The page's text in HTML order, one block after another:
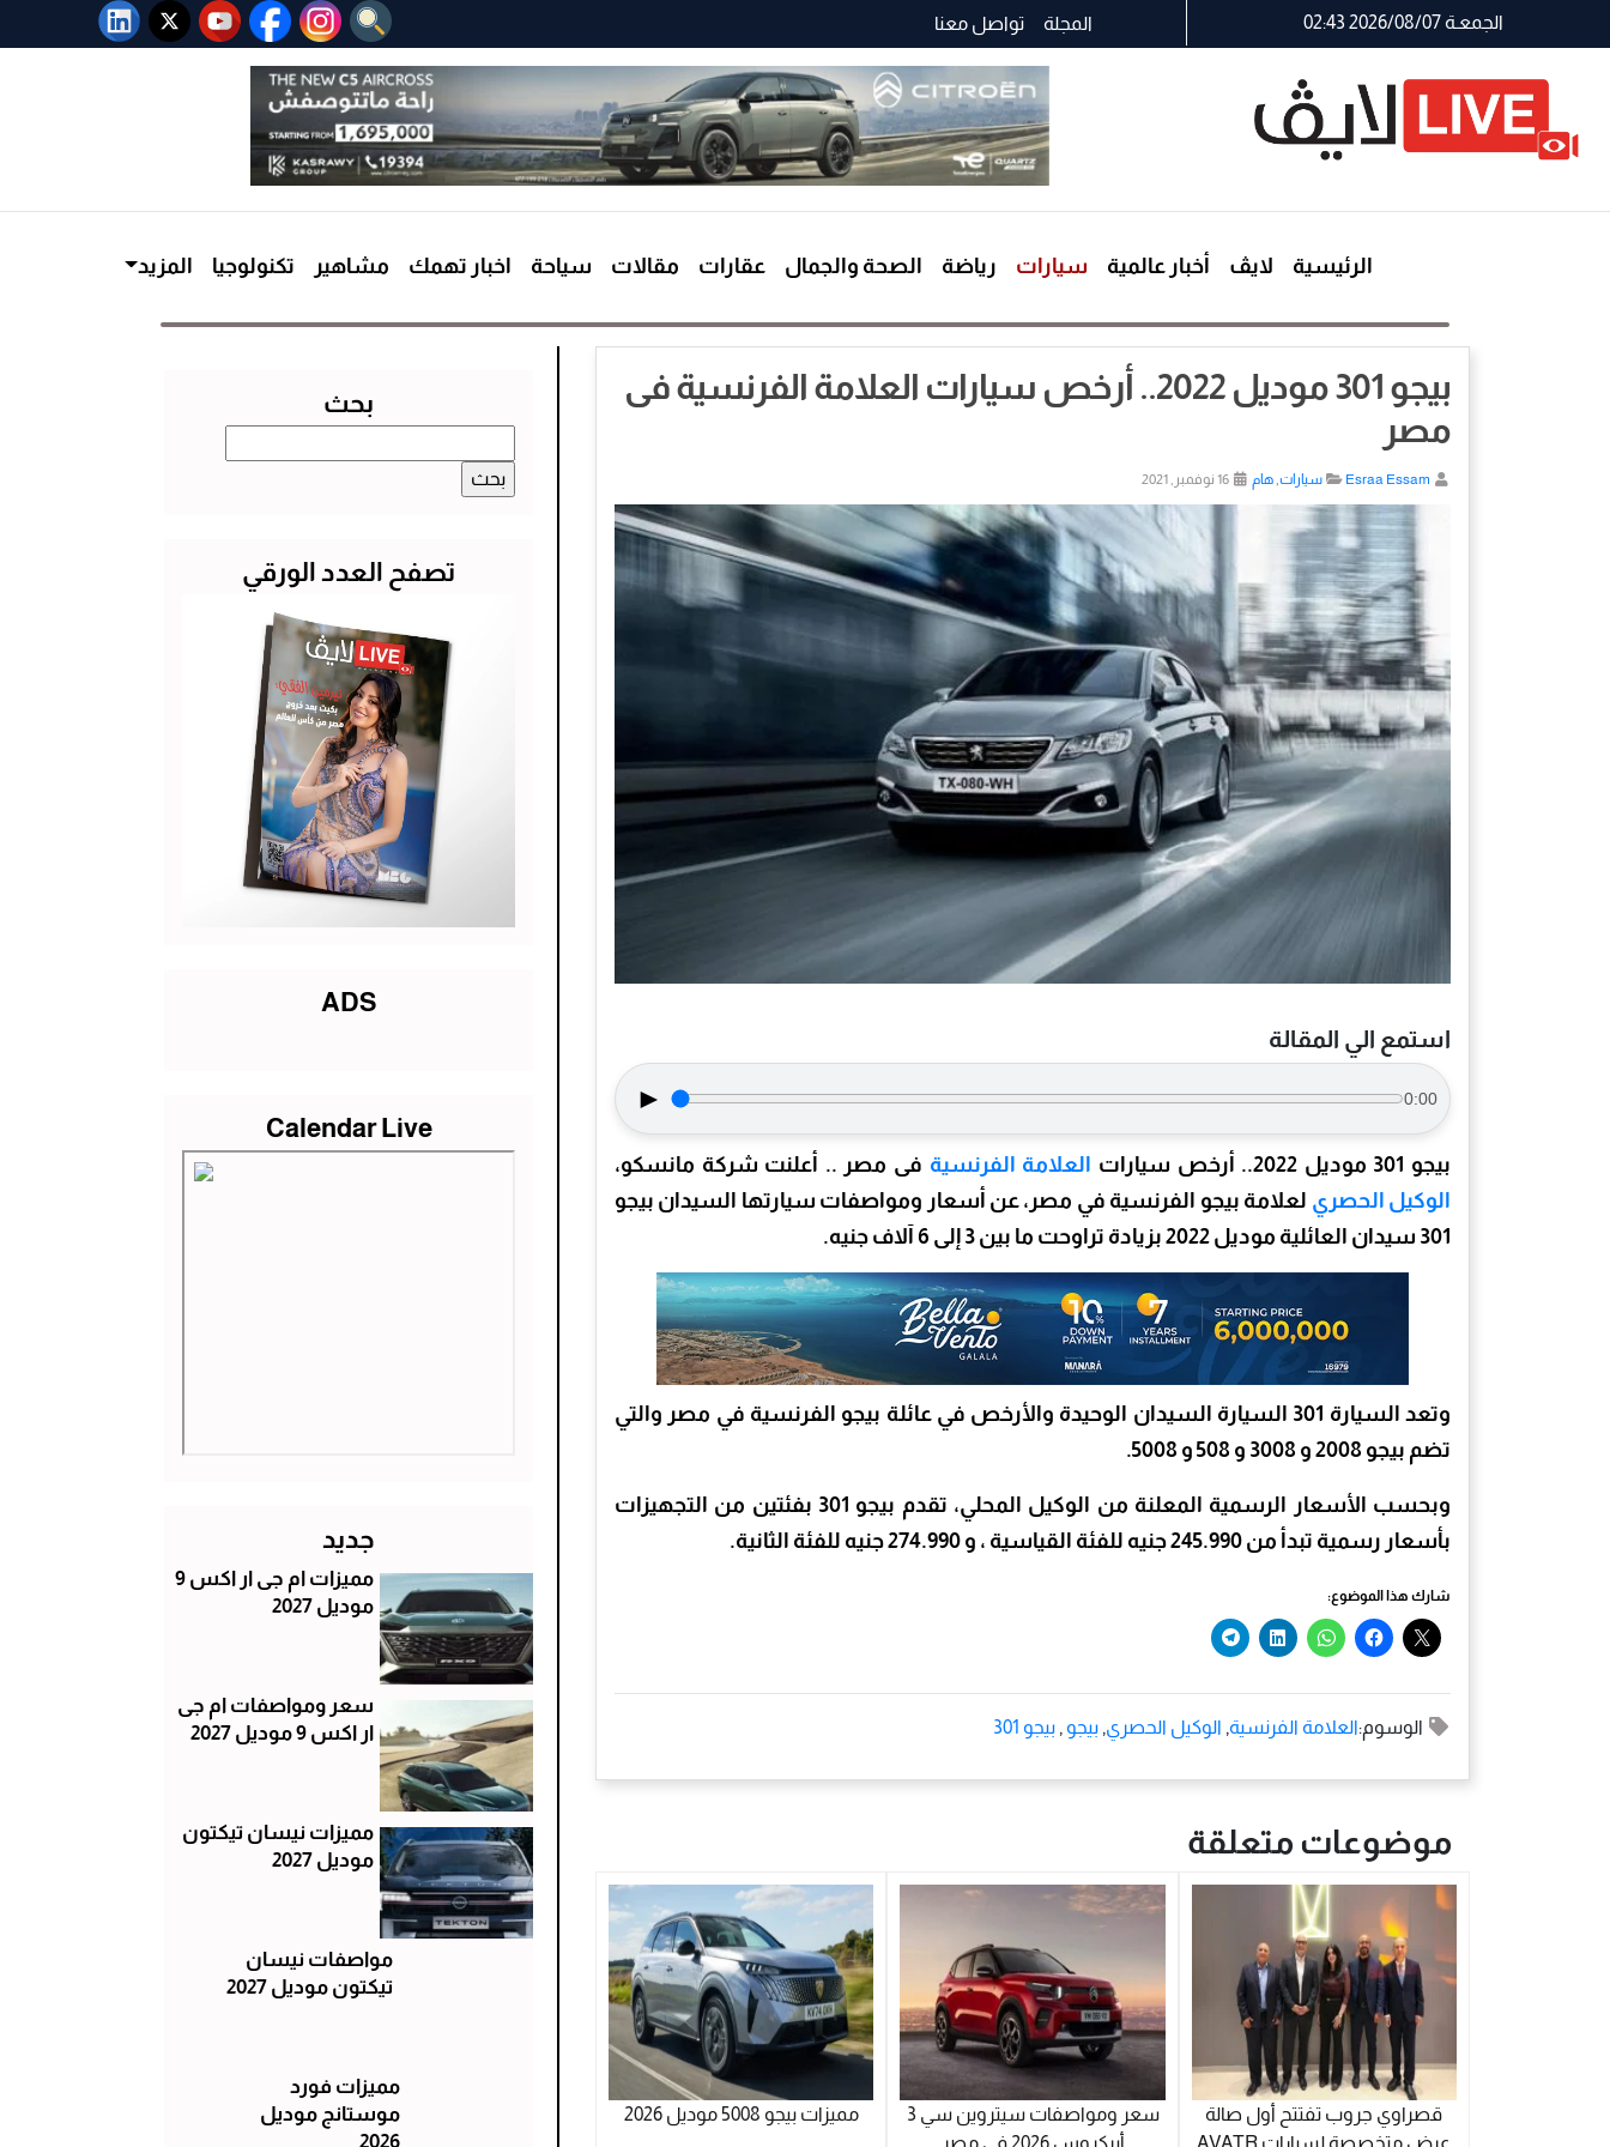
الجمعـة 2026/08/07 02:43 المجلة تواصل معنا
الرئيسية لايڤ أخبار عالمية سيارات رياضة الصحة والجمال عقارات مقالات سياحة اخبار تهمك مشاهير تكنولوجيا المزيد
بيجو 301 موديل 2022.. أرخص سيارات العلامة الفرنسية فى
مصر
Esraa Essam سيارات,هام
استمع الي المقالة
► 0:00
بيجو 301 موديل 2022.. أرخص سيارات العلامة الفرنسية فى مصر .. أعلنت شركة مانسكو،
الوكيل الحصري لعلامة بيجو الفرنسية في مصر، عن أسعار ومواصفات سيارتها السيدان بيجو
301 سيدان العائلية موديل 2022 بزيادة تراوحت ما بين 3 إلى 6 آلاف جنيه.
وتعد السيارة 301 السيارة السيدان الوحيدة والأرخص في عائلة بيجو الفرنسية في مصر والتي
تضم بيجو 2008 و 3008 و 508 و 5008.
وبحسب الأسعار الرسمية المعلنة من الوكيل المحلي، تقدم بيجو 301 بفئتين من التجهيزات
بأسعار رسمية تبدأ من 245.990 جنيه للفئة القياسية ، و 274.990 جنيه للفئة الثانية.
شارك هذا الموضوع:
الوسوم:العلامة الفرنسية, الوكيل الحصري, بيجو‎ ‎‏ , بيجو 301
موضوعات متعلقة
قصراوي جروب تفتتح أول صالة
سعر ومواصفات سيتروين سي 3
مميزات بيجو 5008 موديل 2026
بحث
عن:
تصفح العدد الورقي
ADS
Calendar Live
جديد
مميزات ام جى ار اكس 9
موديل 2027
سعر ومواصفات ام جى
ار اكس 9 موديل 2027
مميزات نيسان تيكتون
موديل 2027
مواصفات نيسان
تيكتون موديل 2027
مميزات فورد
موستانج موديل
2026